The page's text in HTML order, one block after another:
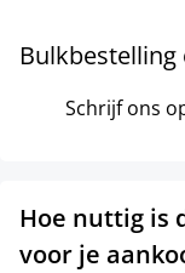
Bulkbestelling
Schrijf ons
Hoe nuttig is
voor je